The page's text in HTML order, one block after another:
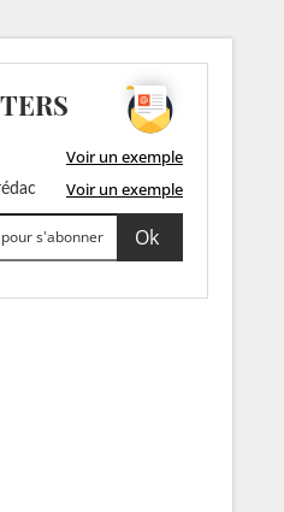
Voir un exemple
Voir un exemple